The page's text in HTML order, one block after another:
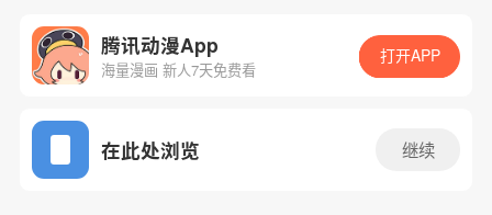
App免费看
腾讯动漫App
海量漫画 新人7天免费看
打开APP
在此处浏览 继续